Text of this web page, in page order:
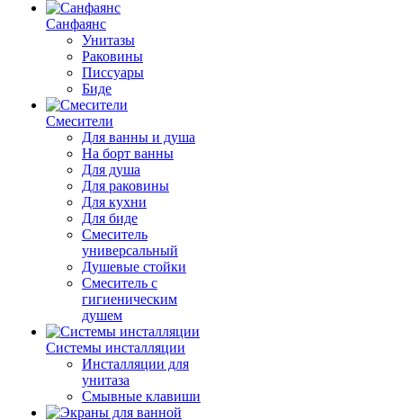
Санфаянс
Унитазы
Раковины
Писсуары
Биде
Смесители
Для ванны и душа
На борт ванны
Для душа
Для раковины
Для кухни
Для биде
Смеситель
универсальный
Душевые стойки
Смеситель с
гигиеническим
душем
Системы инсталляции
Инсталляции для
унитаза
Смывные клавиши